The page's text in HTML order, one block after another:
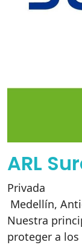
ARL
Privada
Medellín,
Nuestra
proteger a